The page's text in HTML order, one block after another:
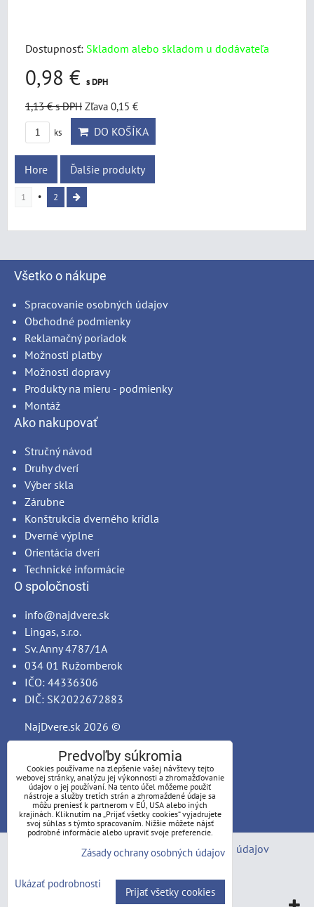
Dostupnosť: Skladom alebo skladom u dodávateľa
0,98 € s DPH
1,13 €s DPH Zľava 0,15 €
ks DO KOŠÍKA
Hore Ďalšie produkty
1 2
Všetko o nákupe
Spracovanie osobných údajov
Obchodné podmienky
Reklamačný poriadok
Možnosti platby
Možnosti dopravy
Produkty na mieru - podmienky
Montáž
Ako nakupovať
Stručný návod
Druhy dverí
Výber skla
Zárubne
Konštrukcia dverného krídla
Dverné výplne
Orientácia dverí
Technické informácie
O spoločnosti
info@najdvere.sk
Lingas, s.r.o.
Sv. Anny 4787/1A
034 01 Ružomberok
IČO: 44336306
DIČ: SK2022672883
NajDvere.sk 2026 ©
Predvoľby súkromia
Zásady ochrany osobných údajov
Predvoľby súkromia
Cookies používame na zlepšenie vašej návštevy tejto
webovej stránky, analýzu jej výkonnosti a zhromažďovanie
údajov o jej používaní. Na tento účel môžeme použiť
nástroje a služby tretích strán a zhromaždené údaje sa
môžu preniesť k partnerom v EÚ, USA alebo iných
krajinách. Kliknutím na „Prijať všetky cookies“ vyjadrujete
svoj súhlas s týmto spracovaním. Nižšie môžete nájsť
podrobné informácie alebo upraviť svoje preferencie.
Zásady ochrany osobných údajov
Ukázať podrobnosti
Prijať všetky cookies